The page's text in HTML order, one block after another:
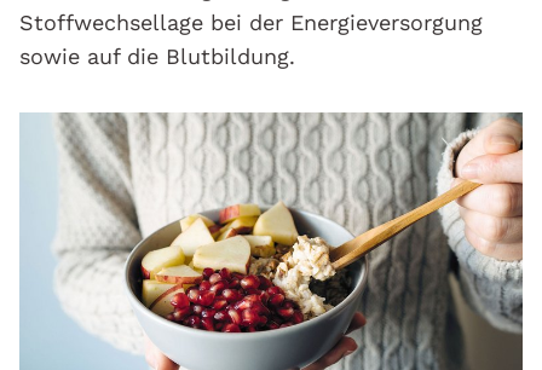
Stoffwechsellage bei der Energieversorgung
sowie auf die Blutbildung.